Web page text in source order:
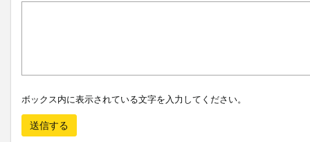
ボックス内に表示されている文字を入力してください。
送信する